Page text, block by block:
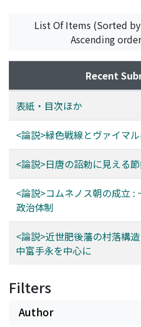
List Of Items (Sorted
Ascending
Recent
表紙・目次ほか
<論説>緑色戦線とヴァイマ
<論説>日唐の詔勅に見える
<論説>コムネノス朝の成立 :
政治体制
<論説>近世肥後藩の村落構
中富手永を中心に
Filters
Author